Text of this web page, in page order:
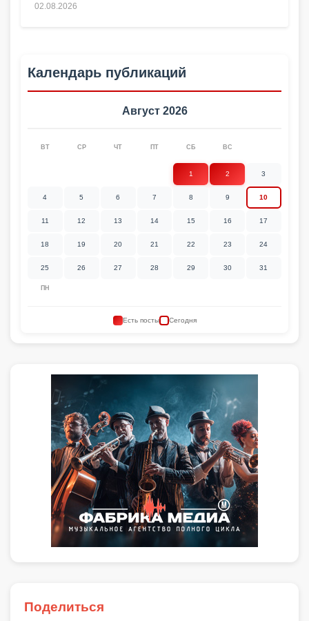
02.08.2026
Календарь публикаций
Август 2026
ПН
ВТ СР ЧТ ПТ СБ ВС
1 2 3
4 5 6 7 8 9 10
11 12 13 14 15 16 17
18 19 20 21 22 23 24
25 26 27 28 29 30 31
Есть посты Сегодня
Поделиться